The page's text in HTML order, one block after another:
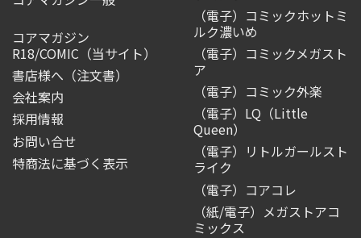
コアマガジン
R18/COMIC （当サイト）
書店様へ（注文書）
会社案内
採用情報
お問い合せ
特商法に基づく表示
（電子）コミックホットミ
ルク濃いめ
（電子）コミックメガスト
ア
（電子）コミック外楽
（電子）LQ（Little
Queen）
（電子）リトルガールスト
ライク
（電子）コアコレ
（紙/電子）メガストアコ
ミックス